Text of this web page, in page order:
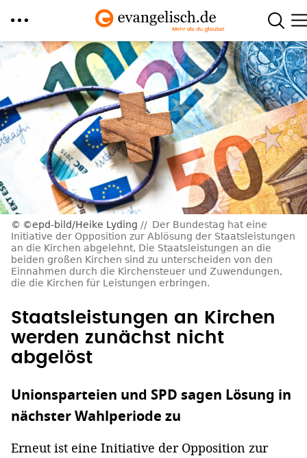
Direkt
©epd-bild/Heike Lyding
Der Bundestag hat eine
Initiative der Opposition zur Ablösung der Staatsleistungen
an die Kirchen abgelehnt, Die Staatsleistungen an die
beiden großen Kirchen sind zu unterscheiden von den
Einnahmen durch die Kirchensteuer und Zuwendungen,
die die Kirchen für Leistungen erbringen.
Staatsleistungen an Kirchen
werden zunächst nicht
abgelöst
Unionsparteien und SPD sagen Lösung in
nächster Wahlperiode zu
Erneut ist eine Initiative der Opposition zur